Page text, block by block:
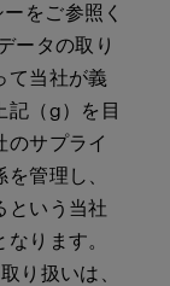
をご参照く
ータの取り
て当社が義
記（g）を目
のサプライ
管理し、
という当社
ります。
り扱いは、